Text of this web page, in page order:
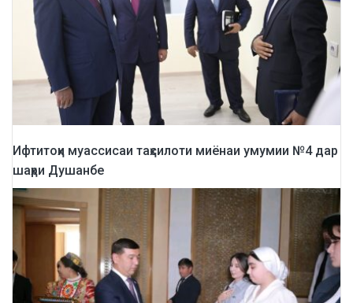
Ифтитоҳи муассисаи таҳсилоти миёнаи умумии №4 дар
шаҳри Душанбе